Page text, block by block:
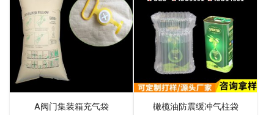
A阀门集装箱充气袋 橄榄油防震缓冲气柱袋